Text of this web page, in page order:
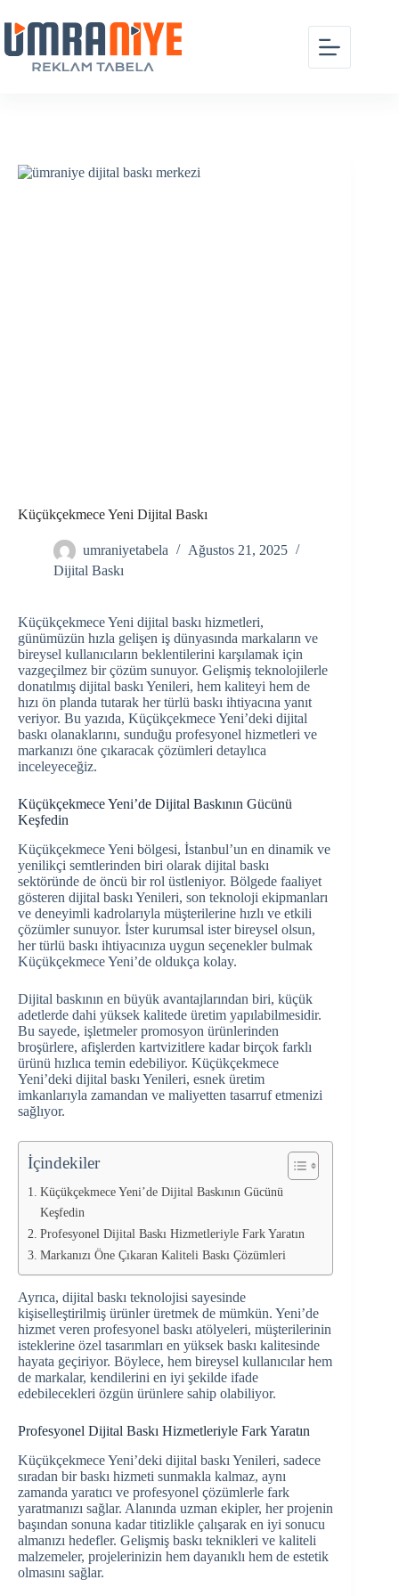
Küçükçekmece Yeni Dijital Baskı
umraniyetabela
Ağustos 21, 2025
Dijital Baskı
Küçükçekmece Yeni dijital baskı hizmetleri,
günümüzün hızla gelişen iş dünyasında markaların ve
bireysel kullanıcıların beklentilerini karşılamak için
vazgeçilmez bir çözüm sunuyor. Gelişmiş teknolojilerle
donatılmış dijital baskı Yenileri, hem kaliteyi hem de
hızı ön planda tutarak her türlü baskı ihtiyacına yanıt
veriyor. Bu yazıda, Küçükçekmece Yeni’deki dijital
baskı olanaklarını, sunduğu profesyonel hizmetleri ve
markanızı öne çıkaracak çözümleri detaylıca
inceleyeceğiz.
Küçükçekmece Yeni’de Dijital Baskının Gücünü
Keşfedin
Küçükçekmece Yeni bölgesi, İstanbul’un en dinamik ve
yenilikçi semtlerinden biri olarak dijital baskı
sektöründe de öncü bir rol üstleniyor. Bölgede faaliyet
gösteren dijital baskı Yenileri, son teknoloji ekipmanları
ve deneyimli kadrolarıyla müşterilerine hızlı ve etkili
çözümler sunuyor. İster kurumsal ister bireysel olsun,
her türlü baskı ihtiyacınıza uygun seçenekler bulmak
Küçükçekmece Yeni’de oldukça kolay.
Dijital baskının en büyük avantajlarından biri, küçük
adetlerde dahi yüksek kalitede üretim yapılabilmesidir.
Bu sayede, işletmeler promosyon ürünlerinden
broşürlere, afişlerden kartvizitlere kadar birçok farklı
ürünü hızlıca temin edebiliyor. Küçükçekmece
Yeni’deki dijital baskı Yenileri, esnek üretim
imkanlarıyla zamandan ve maliyetten tasarruf etmenizi
sağlıyor.
İçindekiler
Küçükçekmece Yeni’de Dijital Baskının Gücünü
Keşfedin
Profesyonel Dijital Baskı Hizmetleriyle Fark Yaratın
Markanızı Öne Çıkaran Kaliteli Baskı Çözümleri
Ayrıca, dijital baskı teknolojisi sayesinde
kişiselleştirilmiş ürünler üretmek de mümkün. Yeni’de
hizmet veren profesyonel baskı atölyeleri, müşterilerinin
isteklerine özel tasarımları en yüksek baskı kalitesinde
hayata geçiriyor. Böylece, hem bireysel kullanıcılar hem
de markalar, kendilerini en iyi şekilde ifade
edebilecekleri özgün ürünlere sahip olabiliyor.
Profesyonel Dijital Baskı Hizmetleriyle Fark Yaratın
Küçükçekmece Yeni’deki dijital baskı Yenileri, sadece
sıradan bir baskı hizmeti sunmakla kalmaz, aynı
zamanda yaratıcı ve profesyonel çözümlerle fark
yaratmanızı sağlar. Alanında uzman ekipler, her projenin
başından sonuna kadar titizlikle çalışarak en iyi sonucu
almanızı hedefler. Gelişmiş baskı teknikleri ve kaliteli
malzemeler, projelerinizin hem dayanıklı hem de estetik
olmasını sağlar.